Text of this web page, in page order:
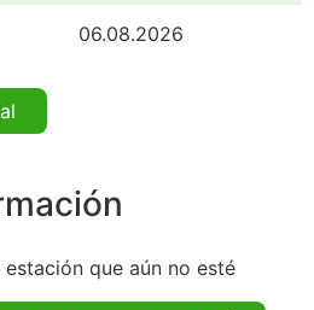
06.08.2026
que aún no esté